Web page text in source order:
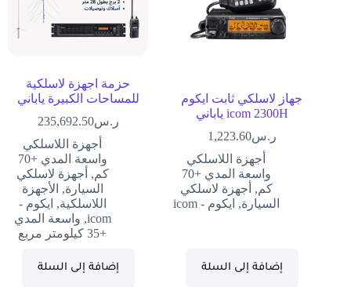
جهاز لاسلكي ثابت ايكوم
icom 2300H ياباني
ر.س1,223.60
أجهزة اللاسلكي
واسعة المدي +70
كم, أجهزة لاسلكي
السيارة, ايكوم - icom
إضافة إلى السلة
حزمة اجهزة لاسلكية
للمساحات الكبيرة ياباني
ر.س235,692.50
أجهزة اللاسلكي
واسعة المدي +70
كم, أجهزة لاسلكي
السيارة, الأجهزة
اللاسلكية, ايكوم -
icom
, واسعة المدي
+35 كيلومتر مربع
إضافة إلى السلة